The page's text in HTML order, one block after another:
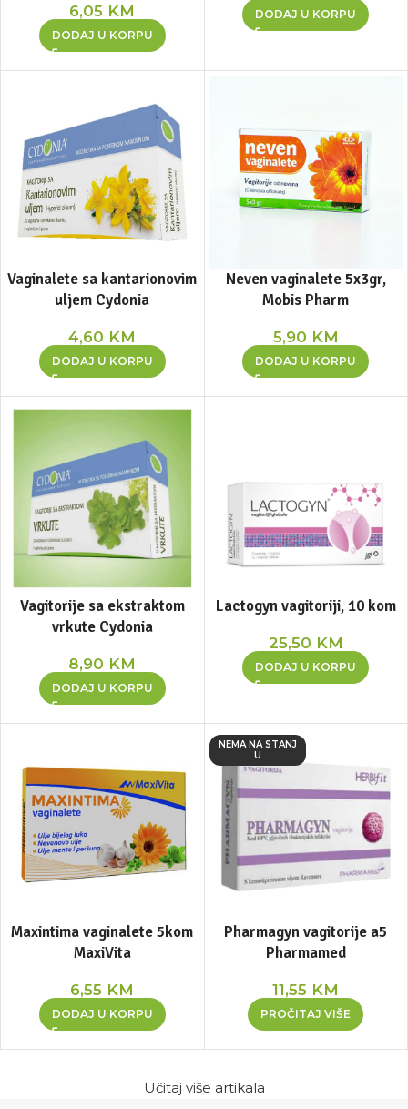
6,05 KM
DODAJ U KORPU
DODAJ U KORPU
Vaginalete sa kantarionovim
uljem Cydonia
4,60 KM
DODAJ U KORPU
Neven vaginalete 5x3gr,
Mobis Pharm
5,90 KM
DODAJ U KORPU
Vagitorije sa ekstraktom
vrkute Cydonia
8,90 KM
DODAJ U KORPU
Lactogyn vagitoriji, 10 kom
25,50 KM
DODAJ U KORPU
Maxintima vaginalete 5kom
MaxiVita
6,55 KM
DODAJ U KORPU
NEMA NA STANJ
U
Pharmagyn vagitorije a5
Pharmamed
11,55 KM
PROČITAJ VIŠE
Učitaj više artikala